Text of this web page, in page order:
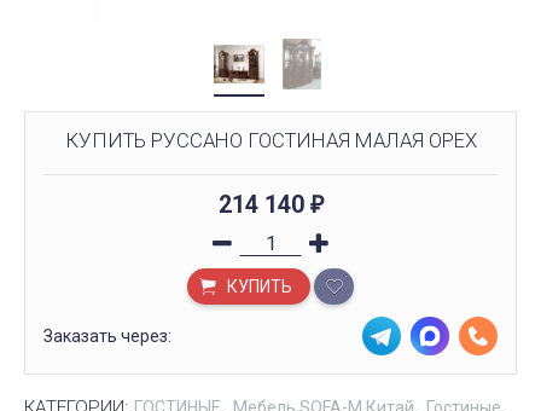
КУПИТЬ РУССАНО ГОСТИНАЯ МАЛАЯ ОРЕХ
214 140 ₽
КУПИТЬ
Заказать через: